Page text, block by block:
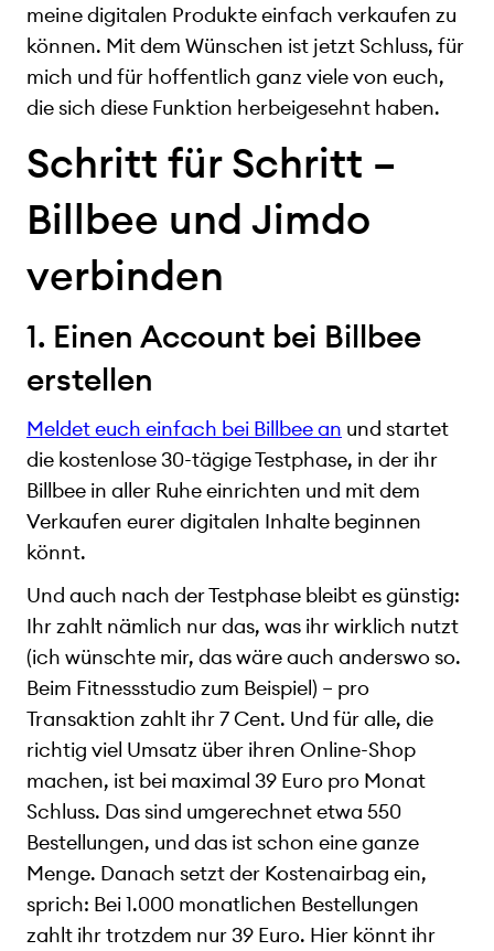
meine digitalen Produkte einfach verkaufen zu
können. Mit dem Wünschen ist jetzt Schluss, für
mich und für hoffentlich ganz viele von euch,
die sich diese Funktion herbeigesehnt haben.
Schritt für Schritt –
Billbee und Jimdo
verbinden
1. Einen Account bei Billbee
erstellen
Meldet euch einfach bei Billbee an und startet
die kostenlose 30-tägige Testphase, in der ihr
Billbee in aller Ruhe einrichten und mit dem
Verkaufen eurer digitalen Inhalte beginnen
könnt.
Und auch nach der Testphase bleibt es günstig:
Ihr zahlt nämlich nur das, was ihr wirklich nutzt
(ich wünschte mir, das wäre auch anderswo so.
Beim Fitnessstudio zum Beispiel) – pro
Transaktion zahlt ihr 7 Cent. Und für alle, die
richtig viel Umsatz über ihren Online-Shop
machen, ist bei maximal 39 Euro pro Monat
Schluss. Das sind umgerechnet etwa 550
Bestellungen, und das ist schon eine ganze
Menge. Danach setzt der Kostenairbag ein,
sprich: Bei 1.000 monatlichen Bestellungen
zahlt ihr trotzdem nur 39 Euro. Hier könnt ihr